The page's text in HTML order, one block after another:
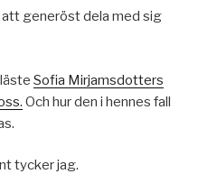
generöst dela med sig
Sofia Mirjamsdotters
Och hur den i hennes fall
tycker jag.